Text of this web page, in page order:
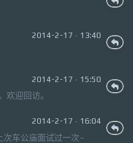
2014-2-17 · 13:40
2014-2-17 · 15:50
欢迎回访。
2014-2-17 · 16:04
次车公庙面试过一次~